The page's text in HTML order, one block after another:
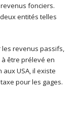
fonciers.
entités telles
les revenus passifs,
à être prélevé en
USA, il existe
pour les gages.